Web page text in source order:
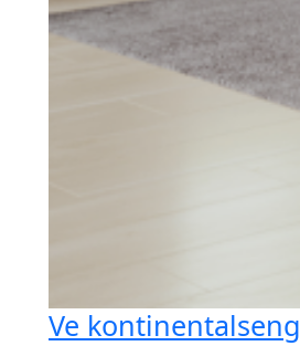
Ve kontinentalseng